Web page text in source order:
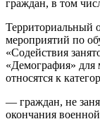
граждан, в том
Территориальный
мероприятий по
«Содействия
«Демография» для
относятся к
— граждан, не
окончания